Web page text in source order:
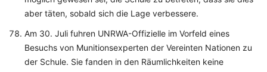
aber täten, sobald sich die Lage verbessere.
Am 30. Juli fuhren UNRWA-Offizielle im Vorfeld eines
Besuchs von Munitionsexperten der Vereinten Nationen zu
der Schule. Sie fanden in den Räumlichkeiten keine